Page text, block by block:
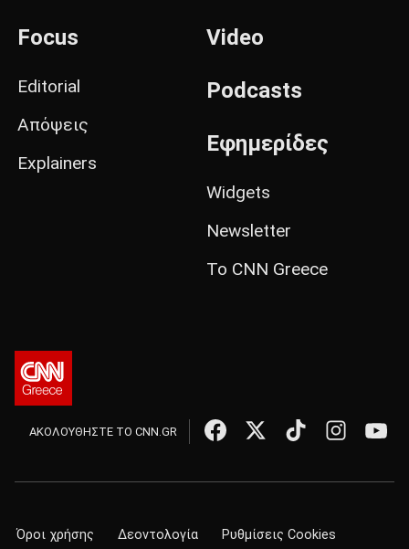
Focus
Editorial
Απόψεις
Explainers
Video
Podcasts
Εφημερίδες
Widgets
Newsletter
Το CNN Greece
ΑΚΟΛΟΥΘΗΣΤΕ ΤΟ CNN.GR
Όροι χρήσης Δεοντολογία Ρυθμίσεις Cookies